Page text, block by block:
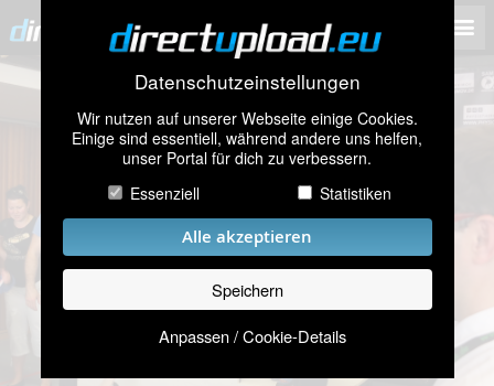
Datenschutzeinstellungen
Wir nutzen auf unserer Webseite einige Cookies.
Einige sind essentiell, während andere uns helfen,
unser Portal für dich zu verbessern.
Essenziell
Statistiken
Alle akzeptieren
Speichern
Anpassen / Cookie-Details